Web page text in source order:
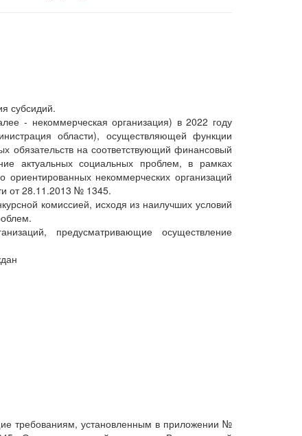
субсидий.
- некоммерческая организация) в 2022 году
области), осуществляющей функции
обязательств на соответствующий финансовый
актуальных социальных проблем, в рамках
некоммерческих организаций
от 28.11.2013 № 1345.
комиссией, исходя из наилучших условий
предусматривающие осуществление
требованиям, установленным в приложении №